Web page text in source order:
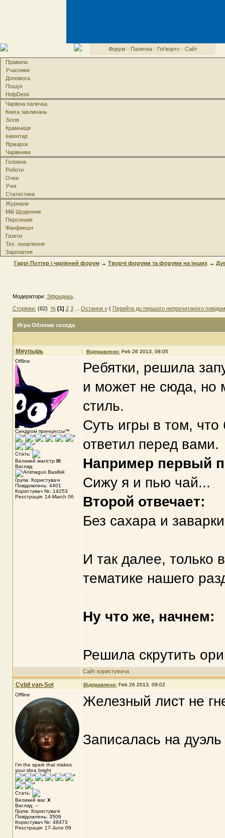
Форум · Паличка· Гоґвортс · Сайт
Правила
Учасники
Допомога
Пошук
HelpDesk
Чарівна паличка
Книга заклинань
Зілля
Крамниця
Інвентар
Ярмарок
Чарівники
Головна
Роботи
Очки
Учні
Статистика
Журнали
Мій Щоденник
Персонажі
Фанфикшн
Газети
Тех. оновлення
Зарплатня
Гаррі Поттер і чарівний форум→ Творчі форуми та форуми на інших→
Модератори: Эфридика.
Сторінки: (62) % [1] 2 3... Остання »( Перейти до першого непрочитаного
Игра Обломи соседа
Мяупырь Відправлено: Feb 26 2013, 08:05
Offline
Синдром принцессы™
Стать:
Великий магістр III
Вигляд:
Група: Користувачі
Повідомлень: 4401
Користувач №: 14253
Реєстрація: 14-March 06
Ребятки, решила
и может не сюда, но
стиль.
Суть игры в том,
ответил перед вами.
Например первый
Сижу я и пью чай...
Второй отвечает:
Без сахара и
И так далее, только
тематике нашего
Ну что же, начнем:
Решила скрутить
Сайт користувача
Cybil van-Sot Відправлено: Feb 26 2013, 09:02
Offline
I'm the spark that makes
your idea bright
Стать:
Великий маг X
Вигляд: --
Група: Користувачі
Повідомлень: 3506
Користувач №: 48473
Реєстрація: 17-June 09
Железный лист не
Записалась на дуэль